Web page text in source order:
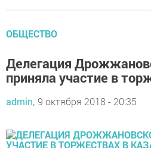
ОБЩЕСТВО
Делегация
приняла участие в
admin, 9 октября 2018 - 20:35